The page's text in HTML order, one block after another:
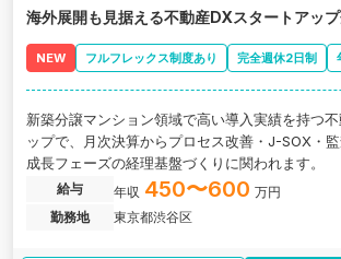
海外展開も見据える不動産DXスタートアッ
NEW フルフレックス制度あり 完全週休2日制
新築分譲マンション領域で高い導入実績を持つ
ップで、月次決算からプロセス改善・J-SOX・監
成長フェーズの経理基盤づくりに関われます。
給与 年収 450〜600 万円
勤務地
東京都渋谷区